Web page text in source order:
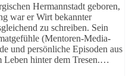
Hermannstadt geboren,
war er Wirt bekannter
zu schreiben. Sein
(Mentoren-Media-
und persönliche Episoden aus
Leben hinter dem Tresen.…